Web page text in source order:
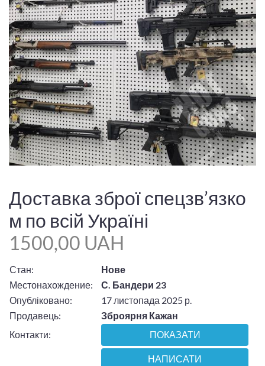
Доставка зброї спецзв’язко
м по всій Україні
1500,00 UAH
Стан:
Нове
Местонахождение:
С. Бандери 23
Опубліковано:
17 листопада 2025 р.
Продавець:
Зброярня Кажан
Контакти:
ПОКАЗАТИ
НАПИСАТИ